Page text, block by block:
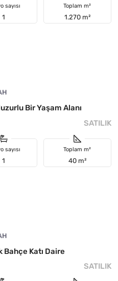
sayısı
1
Toplam m²
1.270 m²
Bir Yaşam Alanı
SATILIK
sayısı
1
Toplam m²
40 m²
Bahçe Katı Daire
SATILIK